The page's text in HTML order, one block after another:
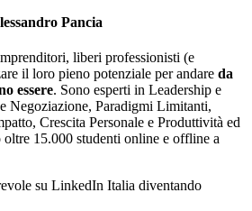
Pancia
liberi professionisti (e
il loro pieno potenziale per andare da
essere. Sono esperti in Leadership e
Negoziazione, Paradigmi Limitanti,
Crescita Personale e Produttività ed
15.000 studenti online e offline a
su LinkedIn Italia diventando